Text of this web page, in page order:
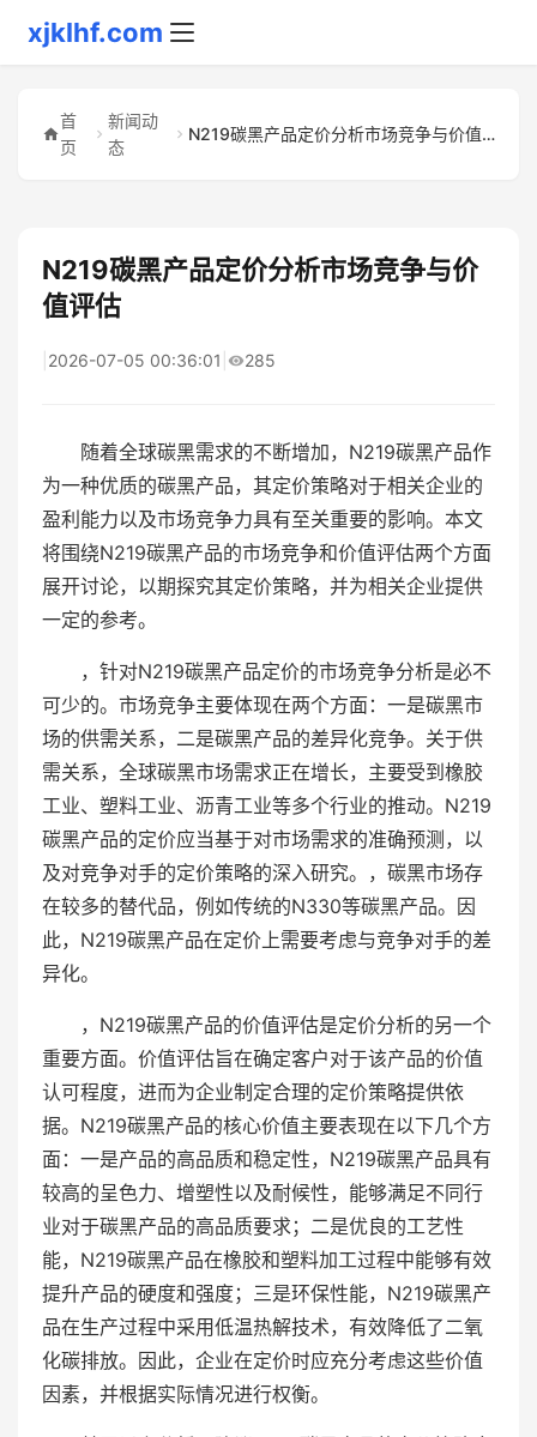
xjklhf.com
首
页
新闻动
态
N219碳黑产品定价分析市场竞争与价值评估
N219碳黑产品定价分析市场竞争与价
值评估
2026-07-05 00:36:01 285
随着全球碳黑需求的不断增加，N219碳黑产品作
为一种优质的碳黑产品，其定价策略对于相关企业的
盈利能力以及市场竞争力具有至关重要的影响。本文
将围绕N219碳黑产品的市场竞争和价值评估两个方面
展开讨论，以期探究其定价策略，并为相关企业提供
一定的参考。
，针对N219碳黑产品定价的市场竞争分析是必不
可少的。市场竞争主要体现在两个方面：一是碳黑市
场的供需关系，二是碳黑产品的差异化竞争。关于供
需关系，全球碳黑市场需求正在增长，主要受到橡胶
工业、塑料工业、沥青工业等多个行业的推动。N219
碳黑产品的定价应当基于对市场需求的准确预测，以
及对竞争对手的定价策略的深入研究。，碳黑市场存
在较多的替代品，例如传统的N330等碳黑产品。因
此，N219碳黑产品在定价上需要考虑与竞争对手的差
异化。
，N219碳黑产品的价值评估是定价分析的另一个
重要方面。价值评估旨在确定客户对于该产品的价值
认可程度，进而为企业制定合理的定价策略提供依
据。N219碳黑产品的核心价值主要表现在以下几个方
面：一是产品的高品质和稳定性，N219碳黑产品具有
较高的呈色力、增塑性以及耐候性，能够满足不同行
业对于碳黑产品的高品质要求；二是优良的工艺性
能，N219碳黑产品在橡胶和塑料加工过程中能够有效
提升产品的硬度和强度；三是环保性能，N219碳黑产
品在生产过程中采用低温热解技术，有效降低了二氧
化碳排放。因此，企业在定价时应充分考虑这些价值
因素，并根据实际情况进行权衡。